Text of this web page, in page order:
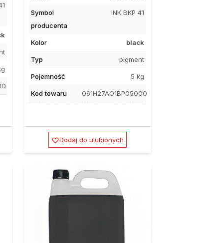
Symbol
producenta
INK BKP 41
Kolor black
Typ pigment
Pojemność 5 kg
Kod towaru 061H27AO1BP05000
Dodaj do ulubionych